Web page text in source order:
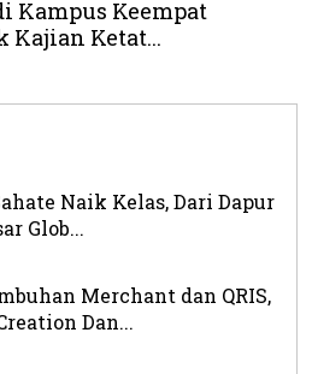
Kampus Keempat
Ketat...
Naik Kelas, Dari Dapur
Glob...
Merchant dan QRIS,
Dan...